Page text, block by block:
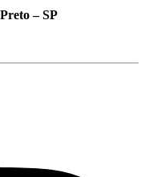
Preto– SP